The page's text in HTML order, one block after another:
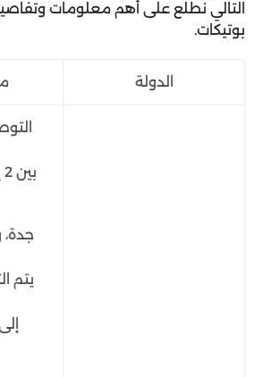
التالي نطلع على أهم معلومات
بوتيكات.
الدولة
بين 2 إلى 4 أيام عمل
جدة،
إلى 5